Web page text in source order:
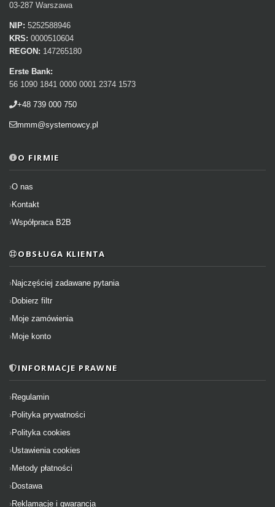
03-287 Warszawa
NIP: 5252588946
KRS: 0000510604
REGON: 147265180
Erste Bank:
56 1090 1841 0000 0001 2374 1573
+48 739 000 750
mmm@systemowcy.pl
O FIRMIE
O nas
Kontakt
Współpraca B2B
OBSŁUGA KLIENTA
Najczęściej zadawane pytania
Dobierz filtr
Moje zamówienia
Moje konto
INFORMACJE PRAWNE
Regulamin
Polityka prywatności
Polityka cookies
Ustawienia cookies
Metody płatności
Dostawa
Reklamacje i gwarancja